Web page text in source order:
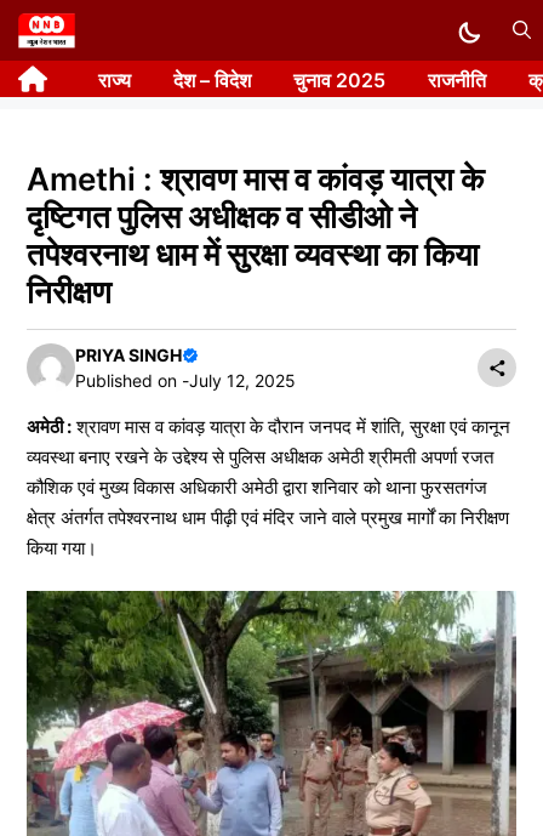
Skip
to
content राज्य देश – विदेश चुनाव 2025 राजनीति
Amethi : श्रावण मास व कांवड़ यात्रा के
दृष्टिगत पुलिस अधीक्षक व सीडीओ ने
तपेश्वरनाथ धाम में सुरक्षा व्यवस्था का किया
निरीक्षण
PRIYA SINGH
Published on -July 12, 2025
अमेठी :श्रावण मास व कांवड़ यात्रा के दौरान जनपद में शांति, सुरक्षा एवं कानून
व्यवस्था बनाए रखने के उद्देश्य से पुलिस अधीक्षक अमेठी श्रीमती अपर्णा रजत
कौशिक एवं मुख्य विकास अधिकारी अमेठी द्वारा शनिवार को थाना फुरसतगंज
क्षेत्र अंतर्गत तपेश्वरनाथ धाम पीढ़ी एवं मंदिर जाने वाले प्रमुख मार्गों का निरीक्षण
किया गया।